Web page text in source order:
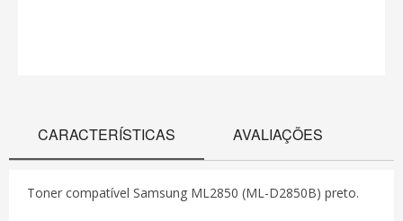
CARACTERÍSTICAS AVALIAÇÕES
Toner compatível Samsung ML2850 (ML-D2850B) preto.